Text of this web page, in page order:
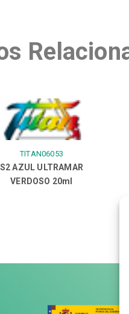
TITAN06053
S2 AZUL ULTRAMAR
VERDOSO 20ml